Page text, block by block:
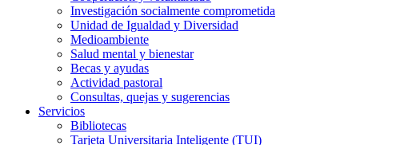
Investigación socialmente comprometida
Unidad de Igualdad y Diversidad
Medioambiente
Salud mental y bienestar
Becas y ayudas
Actividad pastoral
Consultas, quejas y sugerencias
Servicios
Bibliotecas
Tarjeta Universitaria Inteligente (TUI)